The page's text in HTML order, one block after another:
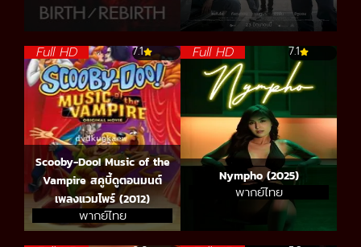
Full HD 7.1
Scooby-Doo! Music of the
Vampire สคูบี้ดูตอนมนต์
เพลงแวมไพร์ (2012)
พากย์ไทย
Full HD 7.1
Nympho (2025)
พากย์ไทย